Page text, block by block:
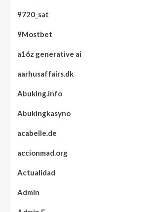
9720_sat
9Mostbet
a16z generative ai
aarhusaffairs.dk
Abuking.info
Abukingkasyno
acabelle.de
accionmad.org
Actualidad
Admin